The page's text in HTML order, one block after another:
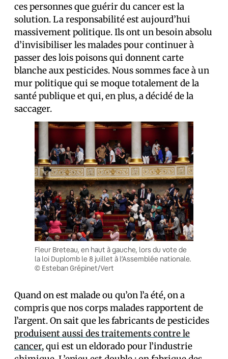
ces personnes que guérir du cancer est la
solution. La responsabilité est aujourd’hui
massivement politique. Ils ont un besoin absolu
d’invisibiliser les malades pour continuer à
passer des lois poisons qui donnent carte
blanche aux pesticides. Nous sommes face à un
mur politique qui se moque totalement de la
santé publique et qui, en plus, a décidé de la
saccager.
Fleur Breteau, en haut à gauche, lors du vote de
la loi Duplomb le 8 juillet à l’Assemblée nationale.
© Esteban Grépinet/Vert
Quand on est malade ou qu’on l’a été, on a
compris que nos corps malades rapportent de
l’argent. On sait que les fabricants de pesticides
produisent aussi des traitements contre le
cancer, qui est un eldorado pour l’industrie